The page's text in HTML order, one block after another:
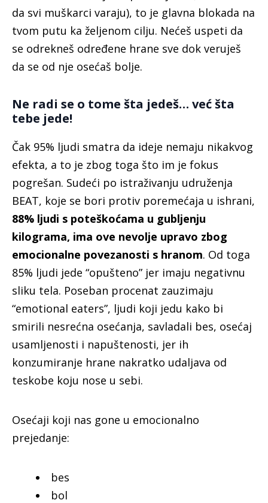
da svi muškarci varaju), to je glavna blokada na
tvom putu ka željenom cilju. Nećeš uspeti da
se odrekneš određene hrane sve dok veruješ
da se od nje osećaš bolje.
Ne radi se o tome šta jedeš… već šta
tebe jede!
Čak 95% ljudi smatra da ideje nemaju nikakvog
efekta, a to je zbog toga što im je fokus
pogrešan. Sudeći po istraživanju udruženja
BEAT, koje se bori protiv poremećaja u ishrani,
88% ljudi s poteškoćama u gubljenju
kilograma, ima ove nevolje upravo zbog
emocionalne povezanosti s hranom. Od toga
85% ljudi jede “opušteno” jer imaju negativnu
sliku tela. Poseban procenat zauzimaju
“emotional eaters”, ljudi koji jedu kako bi
smirili nesrećna osećanja, savladali bes, osećaj
usamljenosti i napuštenosti, jer ih
konzumiranje hrane nakratko udaljava od
teskobe koju nose u sebi.
Osećaji koji nas gone u emocionalno
prejedanje:
bes
bol